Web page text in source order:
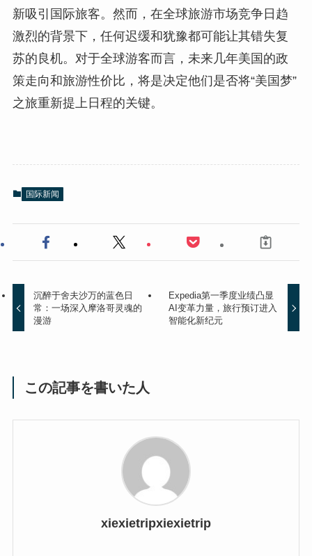
新吸引国际旅客。然而，在全球旅游市场竞争日趋
激烈的背景下，任何迟缓和犹豫都可能让其错失复
苏的良机。对于全球游客而言，未来几年美国的政
策走向和旅游性价比，将是决定他们是否将“美国梦”
之旅重新提上日程的关键。
国际新闻
沉醉于舍夫沙万的蓝色日
常：一场深入摩洛哥灵魂的
漫游
Expedia第一季度业绩凸显
AI变革力量，旅行预订进入
智能化新纪元
この記事を書いた人
xiexietripxiexietrip